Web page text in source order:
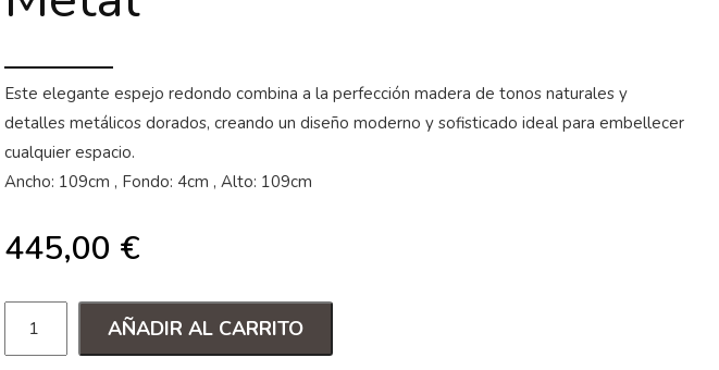
Este elegante espejo redondo combina a la perfección madera de tonos naturales y
detalles metálicos dorados, creando un diseño moderno y sofisticado ideal para embellecer
cualquier espacio.
Ancho: 109cm , Fondo: 4cm , Alto: 109cm
445,00 €
AÑADIR AL CARRITO